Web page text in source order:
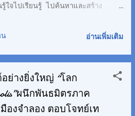
ใจไปเรียนรู้​ ไปค้นหาและสร้าง
travel​ กันเถอะ กิจกรรม​
ด้วย.. ช่วยได้" โดย​ ททท​ สำนักงาน
มีส่วนช่วยให้นักท่องเที่ยวได้ช่วยหรือ
ระโยชน์สู่สังคม​ ชุมชนและสิ่งแวดล้อม​
วามชอบ​และความสนใจ​ค่ะ​ เมนูด้าน
ย​ 🐒 🎨ใครสาย​Art ชวนไปทำถุงผ้า
ยทอง​ช่วยสมทบทุนซ่อมศาลา
ยญวัดใหญ่สุวรรณาราม​ อ. เมือง​
น อ่านเพิ่มเติม
ย่างยิ่งใหญ่ “โลก
ผนึกพันธมิตรภาค
องจำลอง ตอบโจทย์เท